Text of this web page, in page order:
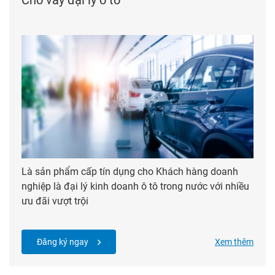
Là sản phẩm cấp tín dụng cho Khách hàng doanh
nghiệp là đại lý kinh doanh ô tô trong nước với nhiều
ưu đãi vượt trội
Đăng ký ngay Xem thêm